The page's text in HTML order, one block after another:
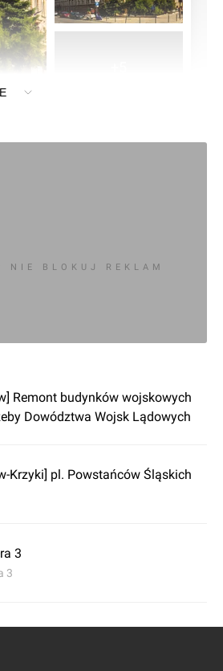
11 (remont)
BLOKUJ REKLAM
Remont budynków wojskowych
Dowództwa Wojsk Lądowych
Krzyki] pl. Powstańców Śląskich
3
3